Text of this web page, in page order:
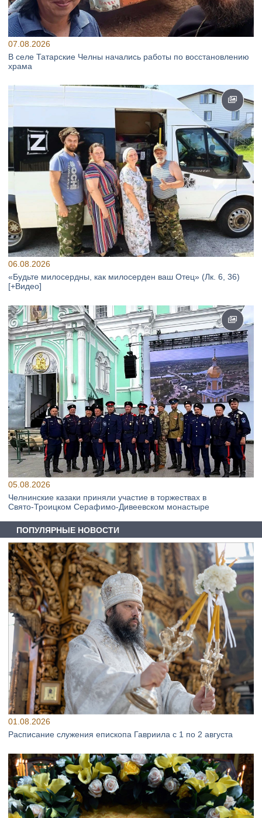
07.08.2026
В селе Татарские Челны начались работы по восстановлению
храма
06.08.2026
«Будьте милосердны, как милосерден ваш Отец» (Лк. 6, 36)
[+Видео]
05.08.2026
Челнинские казаки приняли участие в торжествах в
Свято‑Троицком Серафимо‑Дивеевском монастыре
ПОПУЛЯРНЫЕ НОВОСТИ
01.08.2026
Расписание служения епископа Гавриила с 1 по 2 августа